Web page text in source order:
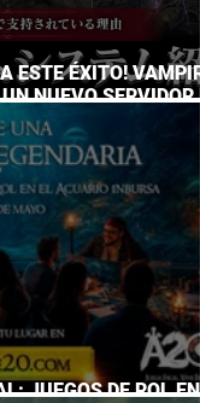
ESTE ÉXITO! VAMPIR
NUEVO SERVIDOR
DÍAS DE SU
JUEGOS DE ROL EN